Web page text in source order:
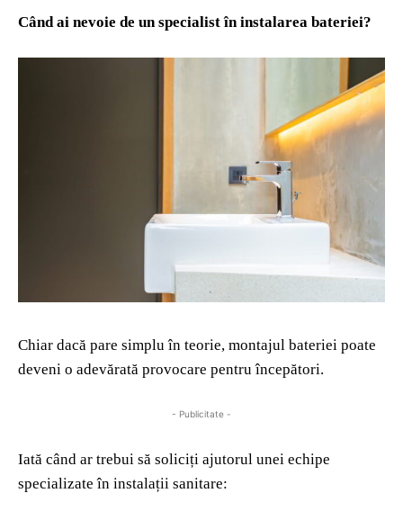
Când ai nevoie de un specialist în instalarea bateriei?
Chiar dacă pare simplu în teorie, montajul bateriei poate
deveni o adevărată provocare pentru începători.
- Publicitate -
Iată când ar trebui să soliciți ajutorul unei echipe
specializate în instalații sanitare: